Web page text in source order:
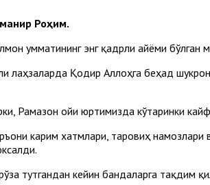
Роҳим.
умматининг энг қадрли айёми
лаҳзаларда Қодир Аллоҳга беҳад
Рамазон ойи юртимизда кўтаринки
карим хатмлари, таровиҳ
тутгандан кейин бандаларга тақдим